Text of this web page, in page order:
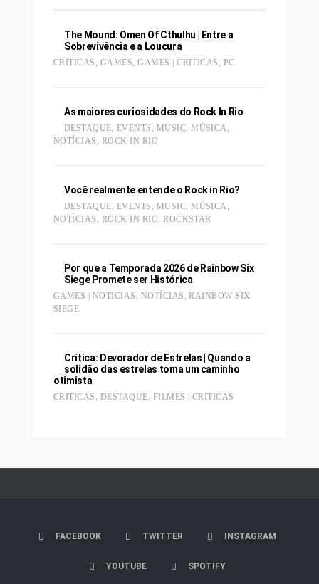
The Mound: Omen Of Cthulhu | Entre a
Sobrevivência e a Loucura
CRITICAS , GAMES,GAMES | CRITICAS , PC
As maiores curiosidades do Rock In Rio
DESTAQUE, EVENTS , MUSIC,MÚSICA ,
NOTÍCIAS , ROCK IN RIO
Você realmente entende o Rock in Rio?
DESTAQUE, EVENTS , MUSIC,MÚSICA ,
NOTÍCIAS , ROCK IN RIO,ROCKSTAR
Por que a Temporada 2026 de Rainbow Six
Siege Promete ser Histórica
GAMES | NOTICIAS , NOTÍCIAS ,RAINBOW SIX
SIEGE
Crítica: Devorador de Estrelas | Quando a
solidão das estrelas toma um caminho
otimista
CRITICAS , DESTAQUE, FILMES | CRITICAS
FACEBOOK TWITTER INSTAGRAM
YOUTUBE SPOTIFY